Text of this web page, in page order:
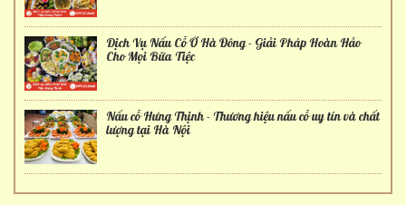
Dịch Vụ Nấu Cỗ Ở Hà Đông - Giải Pháp Hoàn Hảo
Cho Mọi Bữa Tiệc
Nấu cỗ Hưng Thịnh - Thương hiệu nấu cỗ uy tín và chất
lượng tại Hà Nội